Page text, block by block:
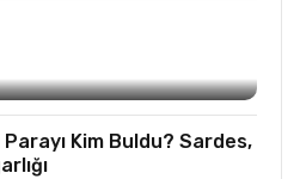
ve Mesleki Dersler
Parayı Kim Buldu? Sardes,